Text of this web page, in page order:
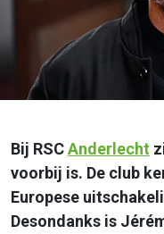
Bij RSCAnderlecht
voorbij is. De club
Europese
Desondanks is